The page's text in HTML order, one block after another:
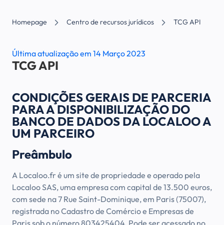
Homepage Centro de recursos jurídicos TCG API
Última atualização em 14 Março 2023
TCG API
CONDIÇÕES GERAIS DE PARCERIA
PARA A DISPONIBILIZAÇÃO DO
BANCO DE DADOS DA LOCALOO A
UM PARCEIRO
Preâmbulo
A Localoo.fr é um site de propriedade e operado pela
Localoo SAS, uma empresa com capital de 13.500 euros,
com sede na 7 Rue Saint-Dominique, em Paris (75007),
registrada no Cadastro de Comércio e Empresas de
Paris sob o número 803425404. Pode ser acessado no